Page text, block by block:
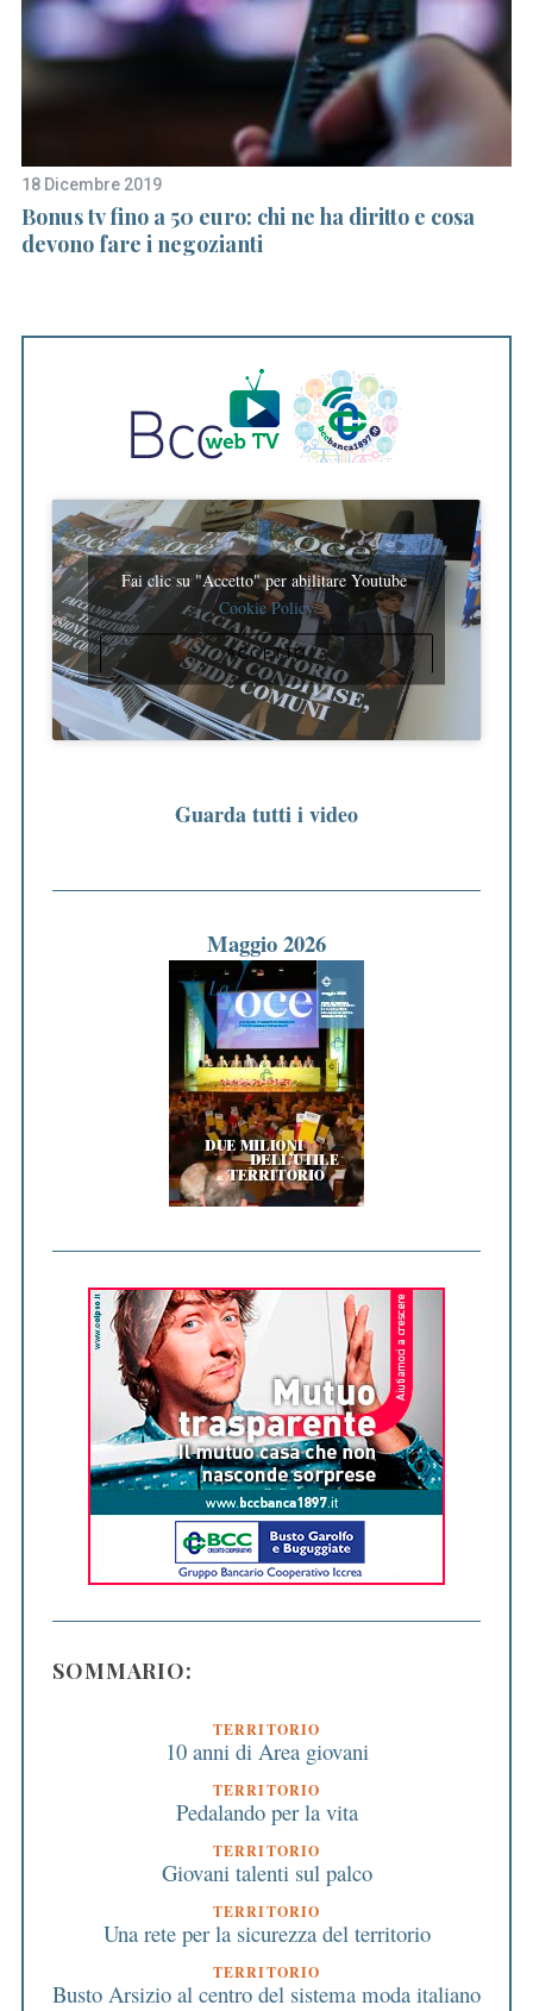
18 Dicembre 2019
Bonus tv fino a 50 euro: chi ne ha diritto e cosa
devono fare i negozianti
Fai clic su "Accetto" per abilitare Youtube
Cookie Policy
ACCETTO
Guarda tutti i video
Maggio 2026
SOMMARIO:
TERRITORIO
10 anni di Area giovani
TERRITORIO
Pedalando per la vita
TERRITORIO
Giovani talenti sul palco
TERRITORIO
Una rete per la sicurezza del territorio
TERRITORIO
Busto Arsizio al centro del sistema moda italiano